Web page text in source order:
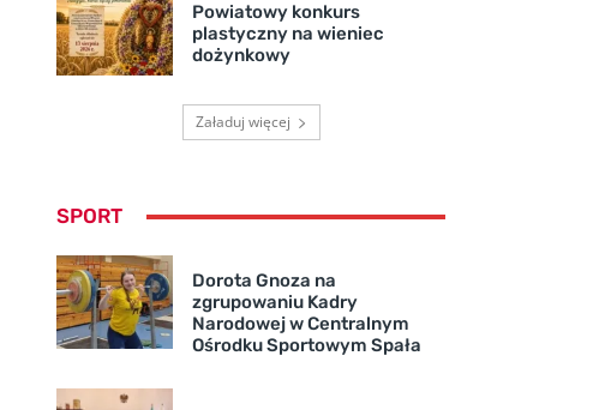
Powiatowy konkurs
plastyczny na wieniec
dożynkowy
Załaduj więcej
SPORT
Dorota Gnoza na
zgrupowaniu Kadry
Narodowej w Centralnym
Ośrodku Sportowym Spała